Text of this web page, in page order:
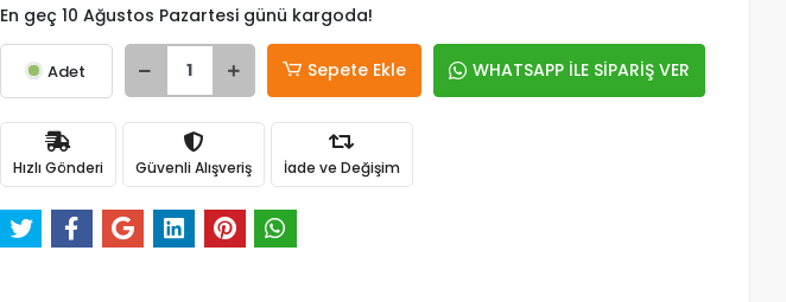
En geç 10 Ağustos Pazartesi günü kargoda!
Adet Sepete Ekle WHATSAPP İLE SİPARİŞ VER
Hızlı Gönderi Güvenli Alışveriş İade ve Değişim